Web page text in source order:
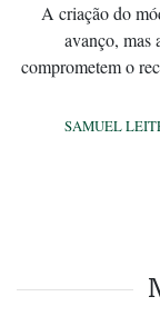
A criação do
avanço, mas
comprometem o
SAMUEL